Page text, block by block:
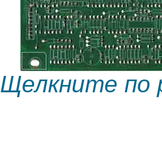
Щелкните по